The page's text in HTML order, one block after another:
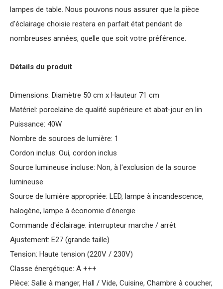
lampes de table. Nous pouvons nous assurer que la pièce
d'éclairage choisie restera en parfait état pendant de
nombreuses années, quelle que soit votre préférence.
Détails du produit
Dimensions: Diamètre 50 cm x Hauteur 71 cm
Matériel: porcelaine de qualité supérieure et abat-jour en lin
Puissance: 40W
Nombre de sources de lumière: 1
Cordon inclus: Oui, cordon inclus
Source lumineuse incluse: Non, à l'exclusion de la source
lumineuse
Source de lumière appropriée: LED, lampe à incandescence,
halogène, lampe à économie d'énergie
Commande d'éclairage: interrupteur marche / arrêt
Ajustement: E27 (grande taille)
Tension: Haute tension (220V / 230V)
Classe énergétique: A +++
Pièce: Salle à manger, Hall / Vide, Cuisine, Chambre à coucher,